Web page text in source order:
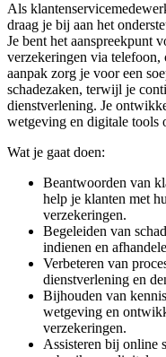
Als
draag je bij aan het
Je bent het aanspreekpunt
verzekeringen via
aanpak zorg je voor een
schadezaken, terwijl je
dienstverlening. Je
wetgeving en digitale tools
Wat je gaat doen:
Beantwoorden van
help je klanten met
verzekeringen.
Begeleiden van
indienen en
Verbeteren van
dienstverlening en
Bijhouden van
wetgeving en
verzekeringen.
Assisteren bij online